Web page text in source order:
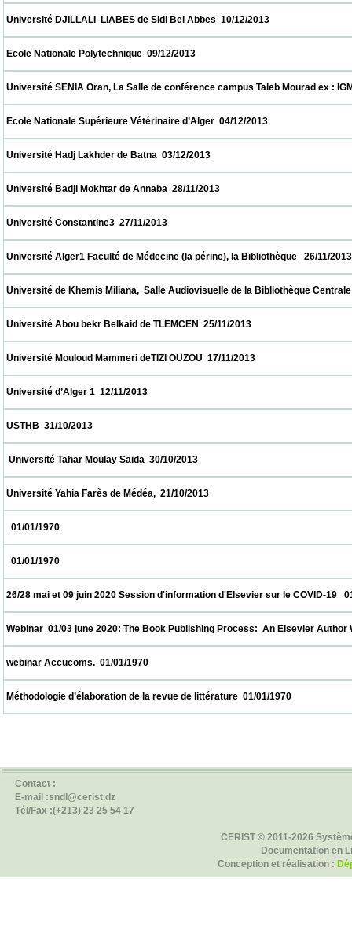
Université DJILLALI  LIABES de Sidi Bel Abbes  10/12/2013
Ecole Nationale Polytechnique  09/12/2013
Université SENIA Oran, La Salle de conférence campus Taleb
Ecole Nationale Supérieure Vétérinaire d’Alger  04/12/2013
Université Hadj Lakhder de Batna  03/12/2013
Université Badji Mokhtar de Annaba  28/11/2013
Université Constantine3  27/11/2013
Université Alger1 Faculté de Médecine (la périne), la
Université de Khemis Miliana,  Salle Audiovisuelle de la
Université Abou bekr Belkaid de TLEMCEN  25/11/2013
Université Mouloud Mammeri deTIZI OUZOU  17/11/2013
Université d’Alger 1  12/11/2013
USTHB  31/10/2013
Université Tahar Moulay Saida  30/10/2013
Université Yahia Farès de Médéa,  21/10/2013
01/01/1970
01/01/1970
26/28 mai et 09 juin 2020 Session d'information d'Elsevier sur le
Webinar  01/03 june 2020: The Book Publishing Process:  An
webinar Accucoms.  01/01/1970
Méthodologie d’élaboration de la revue de littérature  01/01/
Contact :
E-mail :sndl@cerist.dz
Tél/Fax :(+213) 23 25 54 17
CERIST © 2011-2026
Documentation en
Conception et réalisation :